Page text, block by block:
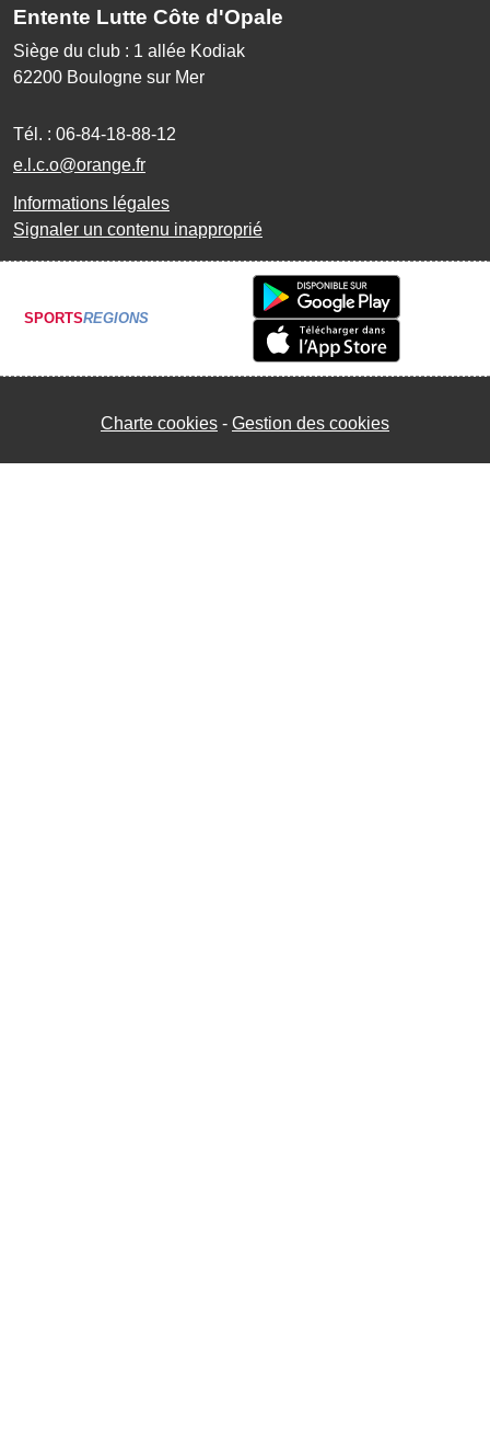
Entente Lutte Côte d'Opale
Siège du club : 1 allée Kodiak
62200 Boulogne sur Mer
Tél. : 06-84-18-88-12
e.l.c.o@orange.fr
Informations légales
Signaler un contenu inapproprié
SPORTSREGIONS
Charte cookies Gestion des cookies